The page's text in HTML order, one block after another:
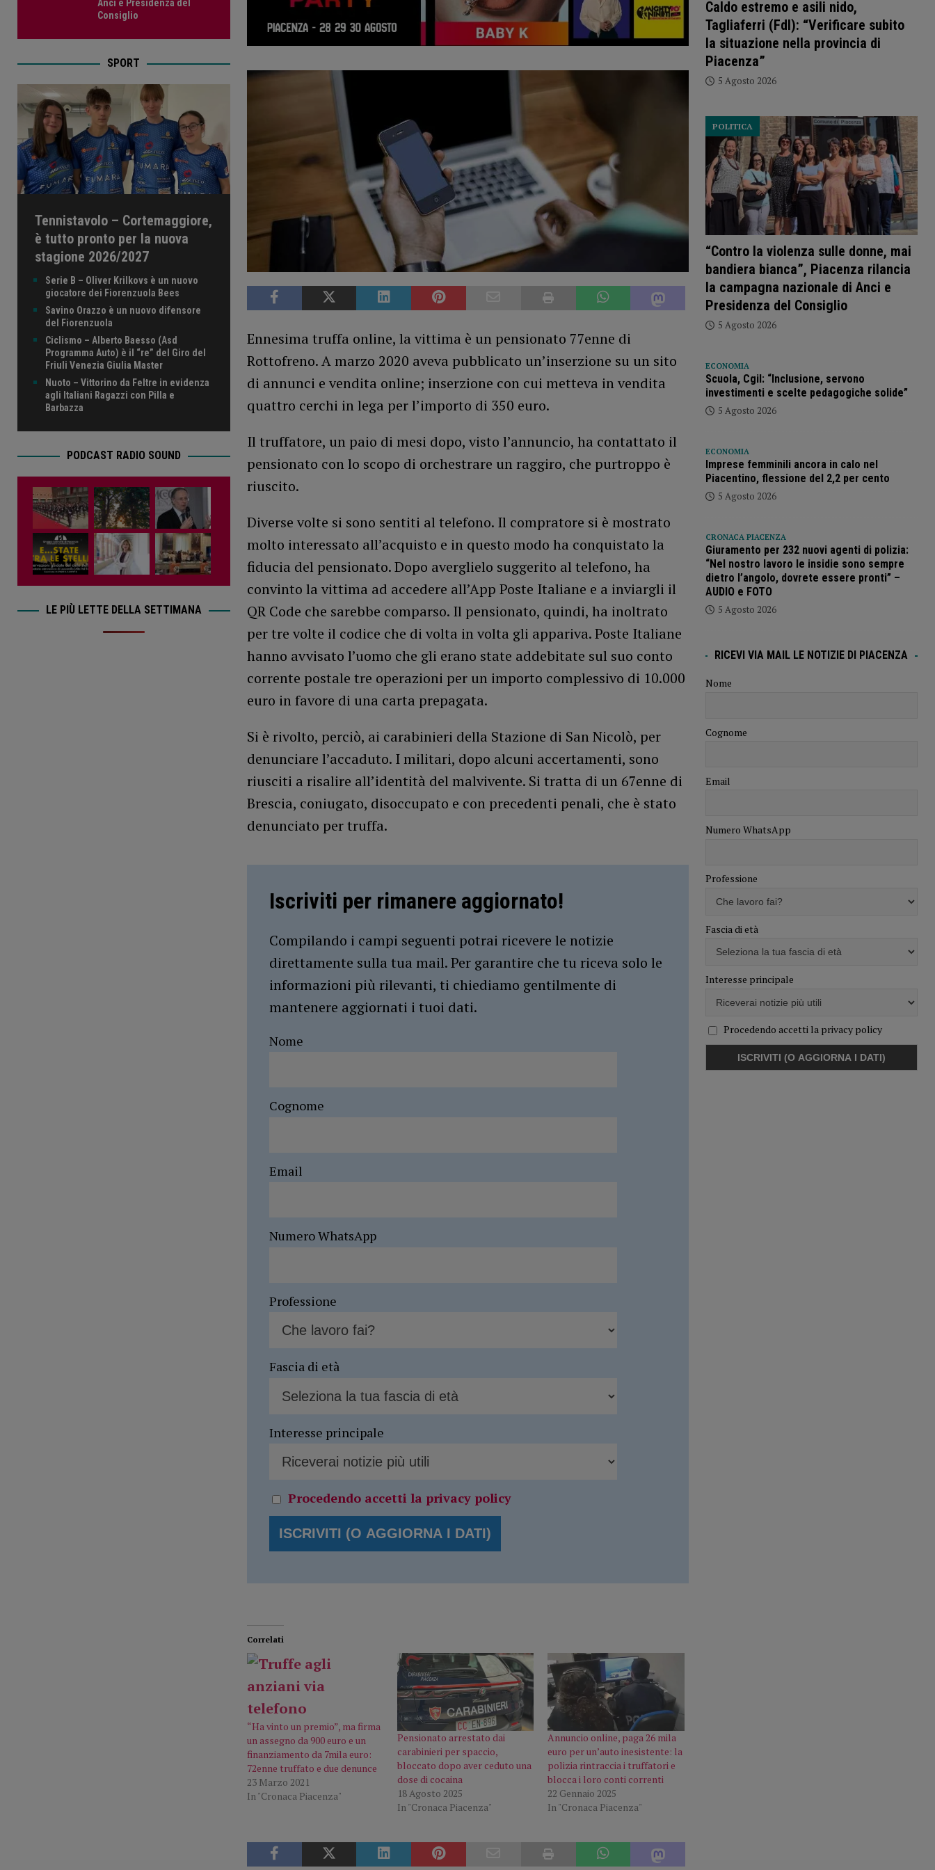
Ennesima truffa online, la vittima è un pensionato 77enne di
Rottofreno. A marzo 2020 aveva pubblicato un’inserzione su un sito
di annunci e vendita online; inserzione con cui metteva in vendita
quattro cerchi in lega per l’importo di 350 euro.
Il truffatore, un paio di mesi dopo, visto l’annuncio, ha contattato il
pensionato con lo scopo di orchestrare un raggiro, che purtroppo è
riuscito.
Diverse volte si sono sentiti al telefono. Il compratore si è mostrato
molto interessato all’acquisto e in questo modo ha conquistato la
fiducia del pensionato. Dopo averglielo suggerito al telefono, ha
convinto la vittima ad accedere all’App Poste Italiane e a inviargli il
QR Code che sarebbe comparso. Il pensionato, quindi, ha inoltrato
per tre volte il codice che di volta in volta gli appariva. Poste Italiane
hanno avvisato l’uomo che gli erano state addebitate sul suo conto
corrente postale tre operazioni per un importo complessivo di 10.000
euro in favore di una carta prepagata.
Si è rivolto, perciò, ai carabinieri della Stazione di San Nicolò, per
denunciare l’accaduto. I militari, dopo alcuni accertamenti, sono
riusciti a risalire all’identità del malvivente. Si tratta di un 67enne di
Brescia, coniugato, disoccupato e con precedenti penali, che è stato
denunciato per truffa.
Iscriviti per rimanere aggiornato!
Compilando i campi seguenti potrai ricevere le notizie
direttamente sulla tua mail. Per garantire che tu riceva solo le
informazioni più rilevanti, ti chiediamo gentilmente di
mantenere aggiornati i tuoi dati.
Nome
Cognome
Email
Numero WhatsApp
Professione
Fascia di età
Interesse principale
Procedendo accetti la privacy policy
Correlati
“Ha vinto un premio”, ma firma
un assegno da 900 euro e un
finanziamento da 7mila euro:
72enne truffato e due denunce
23 Marzo 2021
In "Cronaca Piacenza"
Pensionato arrestato dai
carabinieri per spaccio,
bloccato dopo aver ceduto una
dose di cocaina
18 Agosto 2025
In "Cronaca Piacenza"
Annuncio online, paga 26 mila
euro per un’auto inesistente: la
polizia rintraccia i truffatori e
blocca i loro conti correnti
22 Gennaio 2025
In "Cronaca Piacenza"
Anci e Presidenza del
Consiglio
SPORT
Tennistavolo – Cortemaggiore,
è tutto pronto per la nuova
stagione 2026/2027
Serie B – Oliver Krilkovs è un nuovo
giocatore dei Fiorenzuola Bees
Savino Orazzo è un nuovo difensore
del Fiorenzuola
Ciclismo – Alberto Baesso (Asd
Programma Auto) è il “re” del Giro del
Friuli Venezia Giulia Master
Nuoto – Vittorino da Feltre in evidenza
agli Italiani Ragazzi con Pilla e
Barbazza
PODCAST RADIO SOUND
LE PIÙ LETTE DELLA SETTIMANA
Caldo estremo e asili nido,
Tagliaferri (FdI): “Verificare subito
la situazione nella provincia di
Piacenza”
5 Agosto 2026
“Contro la violenza sulle donne, mai
bandiera bianca”, Piacenza rilancia
la campagna nazionale di Anci e
Presidenza del Consiglio
POLITICA
5 Agosto 2026
ECONOMIA
Scuola, Cgil: “Inclusione, servono
investimenti e scelte pedagogiche solide”
5 Agosto 2026
ECONOMIA
Imprese femminili ancora in calo nel
Piacentino, flessione del 2,2 per cento
5 Agosto 2026
CRONACA PIACENZA
Giuramento per 232 nuovi agenti di polizia:
“Nel nostro lavoro le insidie sono sempre
dietro l’angolo, dovrete essere pronti” –
AUDIO e FOTO
5 Agosto 2026
RICEVI VIA MAIL LE NOTIZIE DI PIACENZA
Nome
Cognome
Email
Numero WhatsApp
Professione
Fascia di età
Interesse principale
Procedendo accetti la privacy policy